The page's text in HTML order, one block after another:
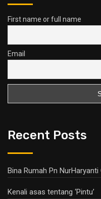
First name or full name
Email
Recent Posts
Bina Rumah Pn NurHaryanti
Kenali asas tentang ‘Pintu’